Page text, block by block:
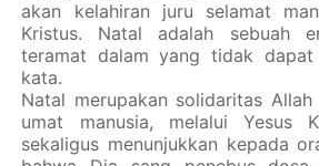
akan kelahiran juru selamat
Kristus. Natal adalah sebuah
teramat dalam yang tidak dapat
kata.
Natal merupakan solidaritas
umat manusia, melalui Yesus
sekaligus menunjukkan kepada